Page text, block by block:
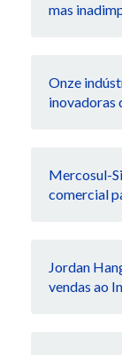
mas
Onze
inovadoras
Mercosul-
comercial
Jordan
vendas ao